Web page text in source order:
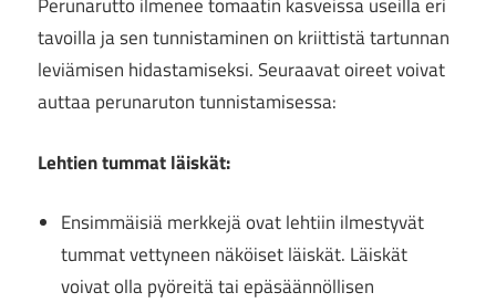
tavoilla ja sen tunnistaminen on kriittistä tartunnan
leviämisen hidastamiseksi. Seuraavat oireet voivat
auttaa perunaruton tunnistamisessa:
Lehtien tummat läiskät:
Ensimmäisiä merkkejä ovat lehtiin ilmestyvät
tummat vettyneen näköiset läiskät. Läiskät
voivat olla pyöreitä tai epäsäännöllisen